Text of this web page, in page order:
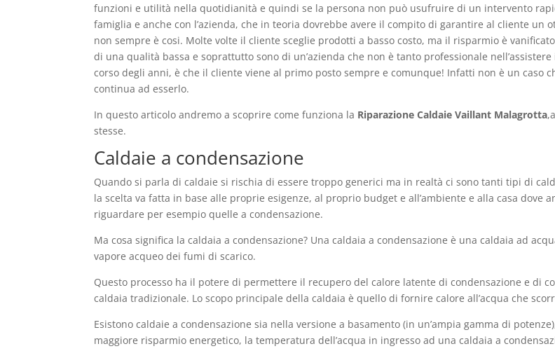
funzioni e utilità nella quotidianità e quindi se la persona non può usufruire di un intervento
famiglia e anche con l’azienda, che in teoria dovrebbe avere il compito di garantire al cliente un
non sempre è cosi. Molte volte il cliente sceglie prodotti a basso costo, ma il risparmio è
di una qualità bassa e soprattutto sono di un’azienda che non è tanto professionale
corso degli anni, è che il cliente viene al primo posto sempre e comunque! Infatti non è un caso
continua ad esserlo.
In questo articolo andremo a scoprire come funziona la Riparazione Caldaie Vaillant Malagrotta
stesse.
Caldaie a condensazione
Quando si parla di caldaie si rischia di essere troppo generici ma in realtà ci sono tanti tipi di
la scelta va fatta in base alle proprie esigenze, al proprio budget e all’ambiente e alla casa dove
riguardare per esempio quelle a condensazione.
Ma cosa significa la caldaia a condensazione? Una caldaia a condensazione è una caldaia ad
vapore acqueo dei fumi di scarico.
Questo processo ha il potere di permettere il recupero del calore latente di condensazione e di
caldaia tradizionale. Lo scopo principale della caldaia è quello di fornire calore all’acqua che
Esistono caldaie a condensazione sia nella versione a basamento (in un’ampia gamma di
maggiore risparmio energetico, la temperatura dell’acqua in ingresso ad una caldaia a